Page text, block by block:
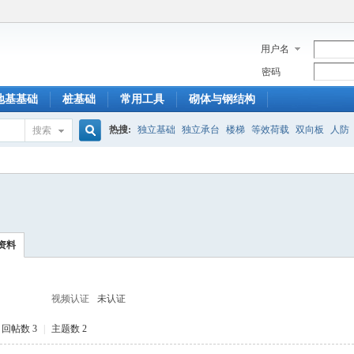
用户名
密码
基基础 桩基础 常用工具 砌体与钢结构
搜索 热搜: 独立基础 独立承台 楼梯 等效荷载 双向板 人防
料
视频认证 未认证
回帖数 3 主题数 2